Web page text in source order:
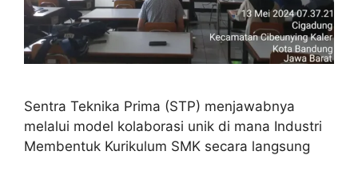
Sentra Teknika Prima (STP) menjawabnya
melalui model kolaborasi unik di mana Industri
Membentuk Kurikulum SMK secara langsung